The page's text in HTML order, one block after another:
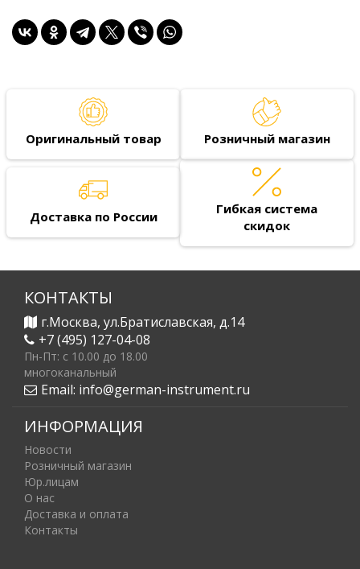
Оригинальный товар Розничный магазин
Доставка по России
Гибкая система
скидок
КОНТАКТЫ
г.Москва, ул.Братиславская, д.14
+7 (495) 127-04-08
Пн-Пт: c 10.00 до 18.00
многоканальный
Email: info@german-instrument.ru
ИНФОРМАЦИЯ
Новости
Розничный магазин
Юр.лицам
О нас
Доставка и оплата
Контакты